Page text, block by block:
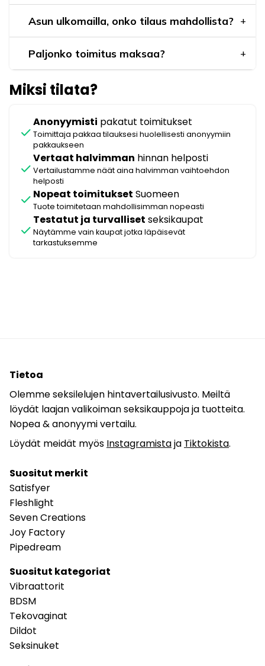
Asun ulkomailla, onko tilaus mahdollista?
Paljonko toimitus maksaa?
Miksi tilata?
check
Anonyymisti pakatut toimitukset
Toimittaja pakkaa tilauksesi huolellisesti anonyymiin
pakkaukseen
check
Vertaat halvimman hinnan helposti
Vertailustamme näät aina halvimman vaihtoehdon
helposti
check Nopeat toimitukset Suomeen
Tuote toimitetaan mahdollisimman nopeasti
check
Testatut ja turvalliset seksikaupat
Näytämme vain kaupat jotka läpäisevät
tarkastuksemme
Tietoa
Olemme seksilelujen hintavertailusivusto. Meiltä
löydät laajan valikoiman seksikauppoja ja tuotteita.
Nopea & anonyymi vertailu.
Löydät meidät myös Instagramistaja Tiktokista.
Suositut merkit
Satisfyer
Fleshlight
Seven Creations
Joy Factory
Pipedream
Suositut kategoriat
Vibraattorit
BDSM
Tekovaginat
Dildot
Seksinuket